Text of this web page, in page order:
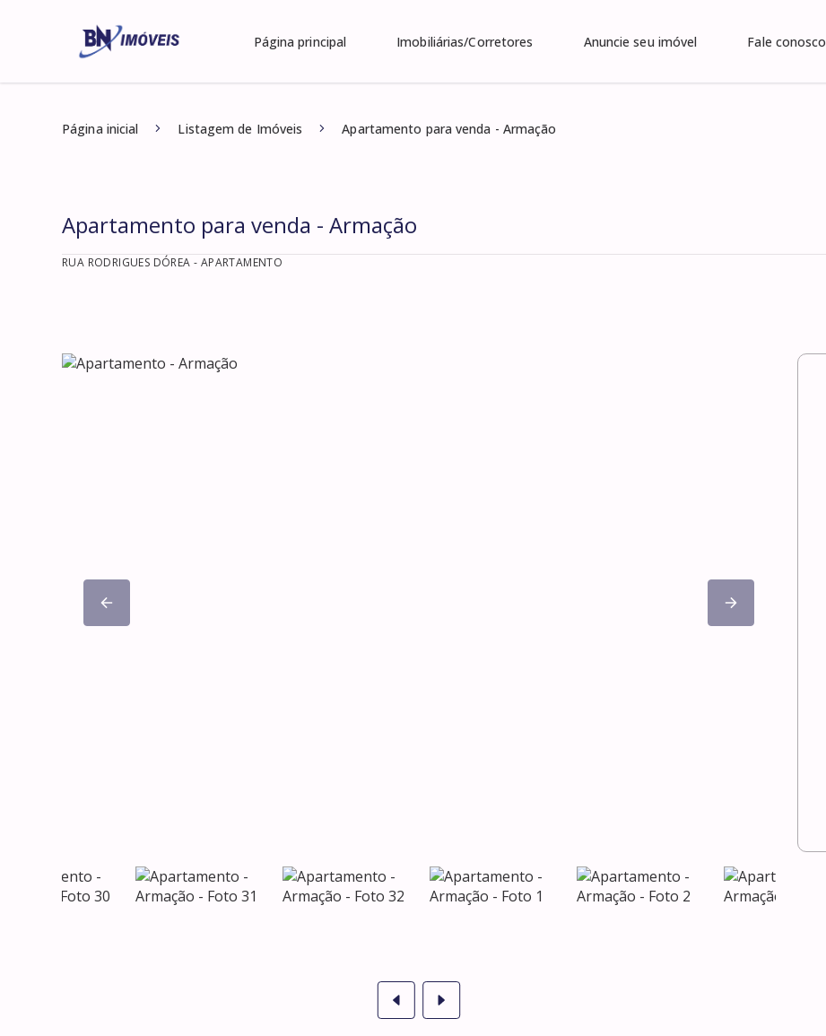
Página principal Imobiliárias/Corretores Anuncie seu imóvel Fale conosco
Página inicial Listagem de Imóveis Apartamento para venda - Armação
Apartamento para venda - Armação
RUA RODRIGUES DÓREA - APARTAMENTO